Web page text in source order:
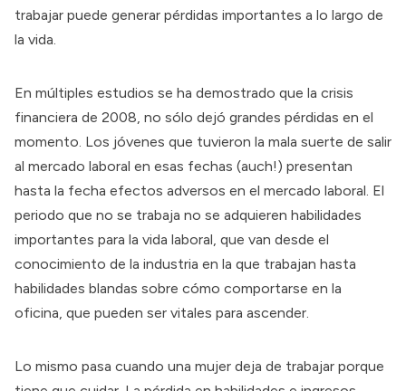
trabajar puede generar pérdidas importantes a lo largo de
la vida.
En múltiples estudios se ha demostrado que la crisis
financiera de 2008, no sólo dejó grandes pérdidas en el
momento. Los jóvenes que tuvieron la mala suerte de salir
al mercado laboral en esas fechas (auch!) presentan
hasta la fecha efectos adversos en el mercado laboral. El
periodo que no se trabaja no se adquieren habilidades
importantes para la vida laboral, que van desde el
conocimiento de la industria en la que trabajan hasta
habilidades blandas sobre cómo comportarse en la
oficina, que pueden ser vitales para ascender.
Lo mismo pasa cuando una mujer deja de trabajar porque